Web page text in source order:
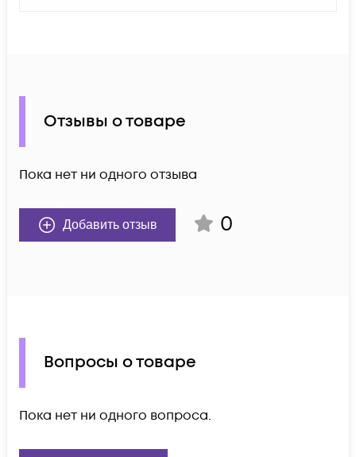
Отзывы о товаре
Пока нет ни одного отзыва
Добавить отзыв 0
Вопросы о товаре
Пока нет ни одного вопроса.